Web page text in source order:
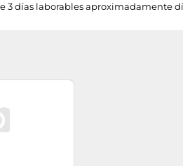
3 días laborables aproximadamente